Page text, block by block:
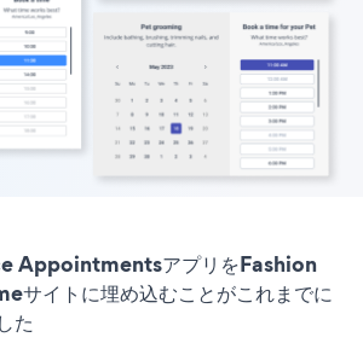
AppointmentsアプリをFashion
イトに埋め込むことがこれまでに
た